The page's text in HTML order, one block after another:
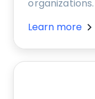
organizations.
Learn more